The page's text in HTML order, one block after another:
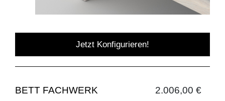
Jetzt Konfigurieren!
BETT FACHWERK 2.006,00 €